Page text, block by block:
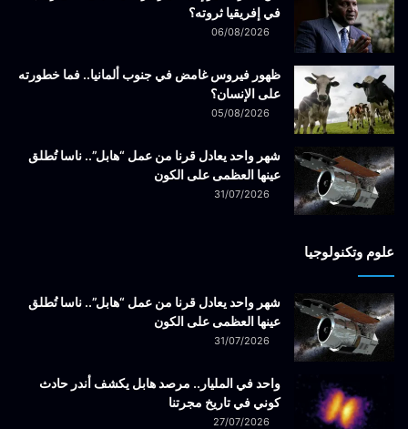
في إفريقيا ثروته؟
06/08/2026
ظهور فيروس غامض في جنوب ألمانيا.. فما خطورته
على الإنسان؟
05/08/2026
شهر واحد يعادل قرنا من عمل “هابل”.. ناسا تُطلق
عينها العظمى على الكون
31/07/2026
علوم وتكنولوجيا
شهر واحد يعادل قرنا من عمل “هابل”.. ناسا تُطلق
عينها العظمى على الكون
31/07/2026
واحد في المليار.. مرصد هابل يكشف أندر حادث
كوني في تاريخ مجرتنا
27/07/2026